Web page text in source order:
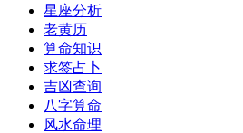
星座分析
老黄历
算命知识
求签占卜
吉凶查询
八字算命
风水命理